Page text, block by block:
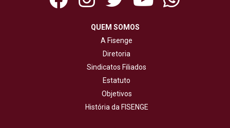
QUEM SOMOS
A Fisenge
Diretoria
Sindicatos Filiados
Estatuto
Objetivos
História da FISENGE